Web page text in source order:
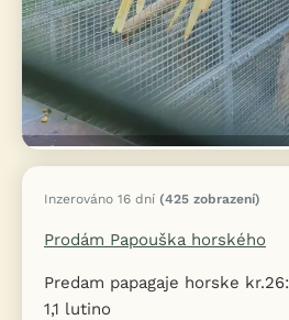
Inzerováno 16 dní (425 zobrazení)
Prodám Papouška horského
Predam papagaje horske kr.26:
1,1 lutino